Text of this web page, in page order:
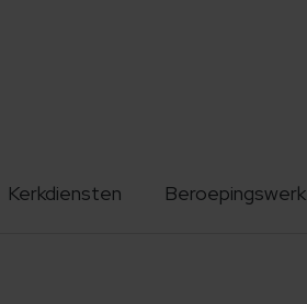
Kerkdiensten Beroepingswerk